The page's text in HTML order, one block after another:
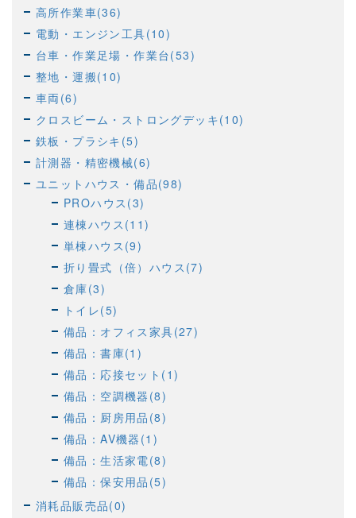
高所作業車(36)
電動・エンジン工具(10)
台車・作業足場・作業台(53)
整地・運搬(10)
車両(6)
クロスビーム・ストロングデッキ(10)
鉄板・プラシキ(5)
計測器・精密機械(6)
ユニットハウス・備品(98)
PROハウス(3)
連棟ハウス(11)
単棟ハウス(9)
折り畳式（倍）ハウス(7)
倉庫(3)
トイレ(5)
備品：オフィス家具(27)
備品：書庫(1)
備品：応接セット(1)
備品：空調機器(8)
備品：厨房用品(8)
備品：AV機器(1)
備品：生活家電(8)
備品：保安用品(5)
消耗品販売品(0)